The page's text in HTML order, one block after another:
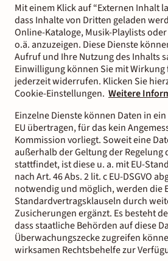
Mit einem Klick auf “Externen Inhalt
dass Inhalte von Dritten geladen
Online-Kataloge, Musik-Playlists
o.ä. anzuzeigen. Diese Dienste
Aufruf und Ihre Nutzung des Inhalts
Einwilligung können Sie mit
jederzeit widerrufen. Klicken Sie
Cookie-Einstellungen. Weitere
Einzelne Dienste können Daten in
EU übertragen, für das kein
Kommission vorliegt. Soweit eine
außerhalb der Geltung der Regelung
stattfindet, ist diese u. a. mit EU-
nach Art. 46 Abs. 2 lit. c EU-DSGVO
notwendig und möglich, werden die
Standardvertragsklauseln durch
Zusicherungen ergänzt. Es besteht
dass staatliche Behörden auf diese
Überwachungszecke zugreifen
wirksamen Rechtsbehelfe zur